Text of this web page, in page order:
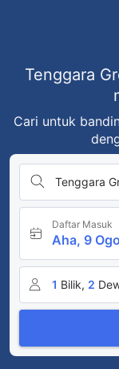
Tenggara
Cari untuk
Tenggara
Daftar Masuk
Aha, 9 Ogo
1 Bilik, 2